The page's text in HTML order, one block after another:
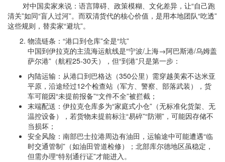
对中国卖家来说：语言障碍、政策模糊、文化差异，让“自己跑
清关”如同“盲人过河”。而双清货代的核心价值，是用本地团队“吃透”
这些规则，替卖家“避坑”。
物流链条：“港口到仓库”全是“坑”
中国到伊拉克的主流海运航线是“宁波/上海→阿巴斯港/乌姆盖
萨尔港”（航程25-30天），但“到港”只是第一步：
内陆运输：从港口到巴格达（350公里）需穿越美索不达米亚
平原，沿途经过12个检查站（军方、警察、部落武装），货
车可能因“未提前报备”“文件不全”被拦截；
末端配送：伊拉克仓库多为“家庭式小仓”（无标准化货架、无
温控设备），若货物未提前标注“易碎”“防潮”，可能因存储不
当损坏；
安全风险：南部巴士拉港周边有油田，运输途中可能遭遇“临
时交通管制”（如油田管道检修）；北部库尔德地区虽稳定，
但需办理“特别通行证”才能进入。